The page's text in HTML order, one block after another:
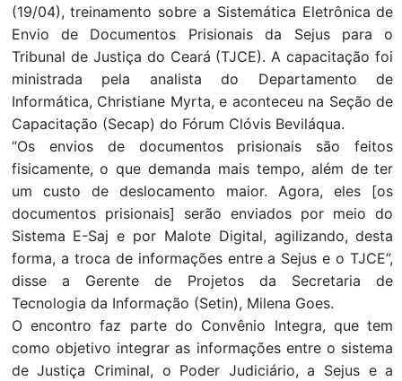
(19/04), treinamento sobre a Sistemática Eletrônica de
Envio de Documentos Prisionais da Sejus para o
Tribunal de Justiça do Ceará (TJCE). A capacitação foi
ministrada pela analista do Departamento de
Informática, Christiane Myrta, e aconteceu na Seção de
Capacitação (Secap) do Fórum Clóvis Beviláqua.
“Os envios de documentos prisionais são feitos
fisicamente, o que demanda mais tempo, além de ter
um custo de deslocamento maior. Agora, eles [os
documentos prisionais] serão enviados por meio do
Sistema E-Saj e por Malote Digital, agilizando, desta
forma, a troca de informações entre a Sejus e o TJCE”,
disse a Gerente de Projetos da Secretaria de
Tecnologia da Informação (Setin), Milena Goes.
O encontro faz parte do Convênio Integra, que tem
como objetivo integrar as informações entre o sistema
de Justiça Criminal, o Poder Judiciário, a Sejus e a